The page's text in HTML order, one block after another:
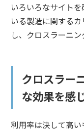
いろいろなサイト
いる製造に関する
し、クロスラーニ
クロスラー
な効果を感
利用率は決して高